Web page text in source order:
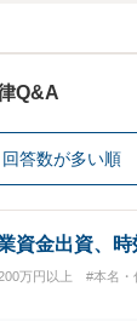
Q&A
回答数が多い順
資金出資、時
万円以上 #本名・